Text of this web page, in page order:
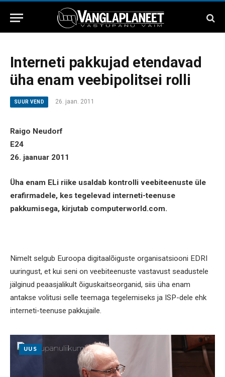
Interneti pakkujad etendavad
üha enam veebipolitsei rolli
SUUR VEND 26. jaan. 2011
Raigo Neudorf
E24
26. jaanuar 2011
Üha enam ELi riike usaldab kontrolli veebiteenuste üle
erafirmadele, kes tegelevad interneti-teenuse
pakkumisega, kirjutab computerworld.com.
Nimelt selgub Euroopa digitaalõiguste organisatsiooni EDRI
uuringust, et kui seni on veebiteenuste vastavust seadustele
jälginud peaasjalikult õiguskaitseorganid, siis üha enam
antakse volitusi selle teemaga tegelemiseks ja ISP-dele ehk
interneti-teenuse pakkujaile.
UUS